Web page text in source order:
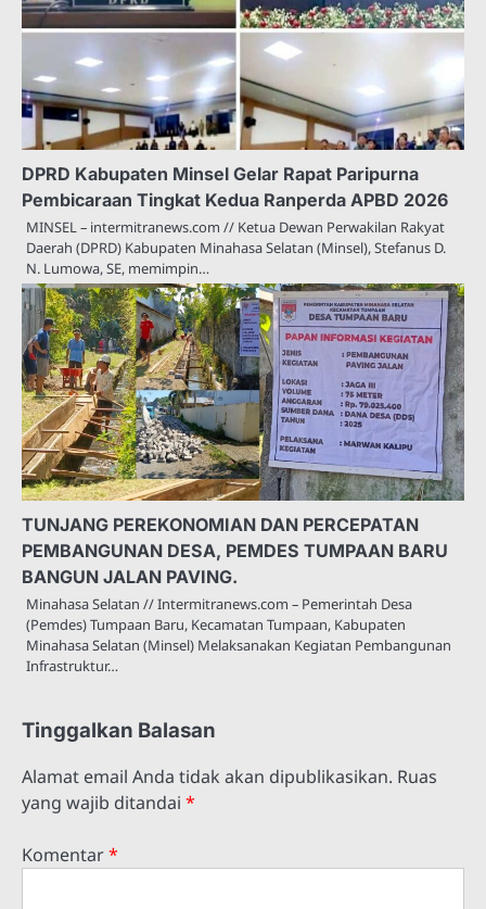
DPRD Kabupaten Minsel Gelar Rapat Paripurna
Pembicaraan Tingkat Kedua Ranperda APBD 2026
MINSEL – intermitranews.com // Ketua Dewan Perwakilan Rakyat
Daerah (DPRD) Kabupaten Minahasa Selatan (Minsel), Stefanus D.
N. Lumowa, SE, memimpin…
TUNJANG PEREKONOMIAN DAN PERCEPATAN
PEMBANGUNAN DESA, PEMDES TUMPAAN BARU
BANGUN JALAN PAVING.
Minahasa Selatan // Intermitranews.com – Pemerintah Desa
(Pemdes) Tumpaan Baru, Kecamatan Tumpaan, Kabupaten
Minahasa Selatan (Minsel) Melaksanakan Kegiatan Pembangunan
Infrastruktur…
Tinggalkan Balasan
Alamat email Anda tidak akan dipublikasikan. Ruas
yang wajib ditandai *
Komentar*